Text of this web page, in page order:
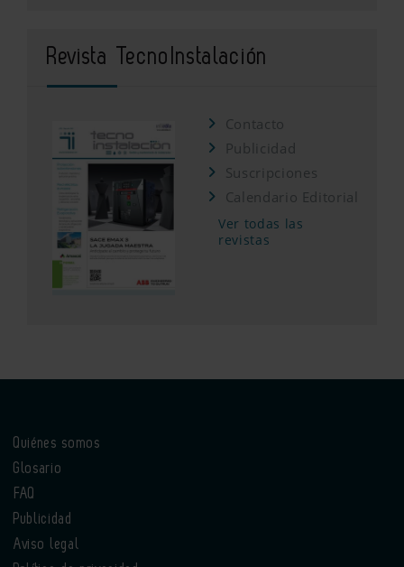
Revista TecnoInstalación
Contacto
Publicidad
Suscripciones
Calendario Editorial
Ver todas las
revistas
Quiénes somos
Glosario
FAQ
Publicidad
Aviso legal